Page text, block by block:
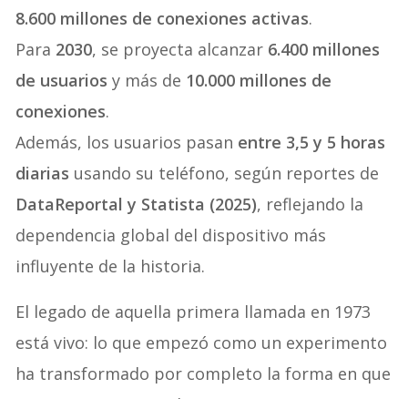
8.600 millones de conexiones activas.
Para 2030, se proyecta alcanzar 6.400 millones
de usuarios y más de 10.000 millones de
conexiones.
Además, los usuarios pasan entre 3,5 y 5 horas
diarias usando su teléfono, según reportes de
DataReportal y Statista (2025), reflejando la
dependencia global del dispositivo más
influyente de la historia.
El legado de aquella primera llamada en 1973
está vivo: lo que empezó como un experimento
ha transformado por completo la forma en que